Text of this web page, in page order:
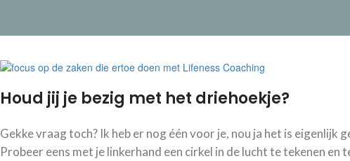
Houd jij je bezig met het driehoekje?
Gekke vraag toch? Ik heb er nog één voor je, nou ja het is eigenlijk
Probeer eens met je linkerhand een cirkel in de lucht te tekenen